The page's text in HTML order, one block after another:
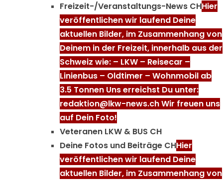
Freizeit-/Veranstaltungs-News CHHier
veröffentlichen wir laufend Deine
aktuellen Bilder, im Zusammenhang von
Deinem in der Freizeit, innerhalb aus der
Schweiz wie: – LKW – Reisecar –
Linienbus – Oldtimer – Wohnmobil ab
3.5 Tonnen Uns erreichst Du unter:
redaktion@lkw-news.ch Wir freuen uns
auf Dein Foto!
Veteranen LKW & BUS CH
Deine Fotos und Beiträge CHHier
veröffentlichen wir laufend Deine
aktuellen Bilder, im Zusammenhang von